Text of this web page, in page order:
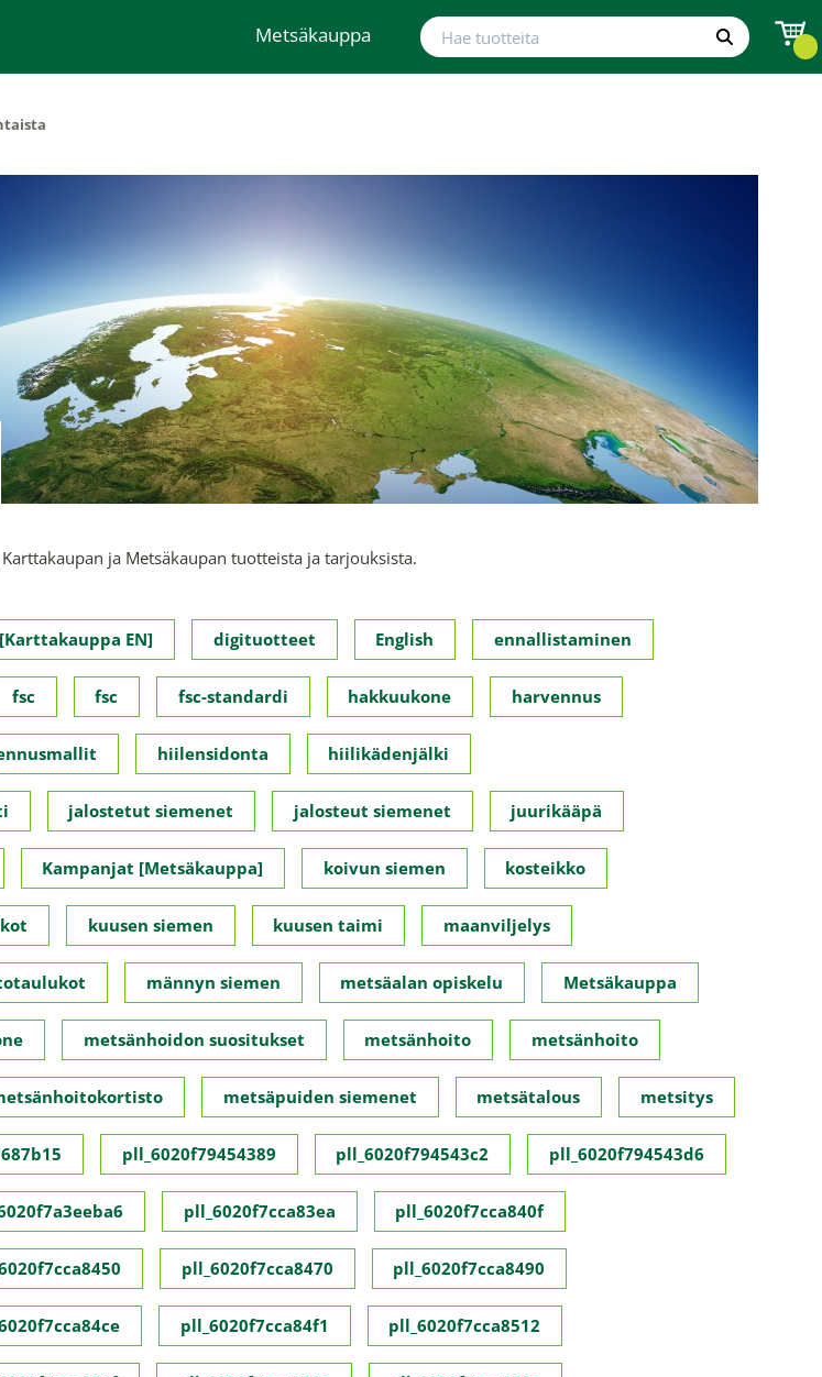
Metsäkauppa
Hae tuotteita
Hae
ja Metsäkaupan tuotteista ja tarjouksista.
EN] digituotteet English ennallistaminen
fsc fsc fsc-standardi hakkuukone harvennus
hiilensidonta hiilikädenjälki
jalostetut siemenet jalosteut siemenet juurikääpä
Kampanjat [Metsäkauppa] koivun siemen kosteikko
kuusen siemen kuusen taimi maanviljelys
männyn siemen metsäalan opiskelu Metsäkauppa
metsänhoidon suositukset metsänhoito metsänhoito
metsäpuiden siemenet metsätalous metsitys
pll_6020f79454389 pll_6020f794543c2 pll_6020f794543d6
pll_6020f7cca83ea pll_6020f7cca840f
pll_6020f7cca8470 pll_6020f7cca8490
pll_6020f7cca84f1 pll_6020f7cca8512